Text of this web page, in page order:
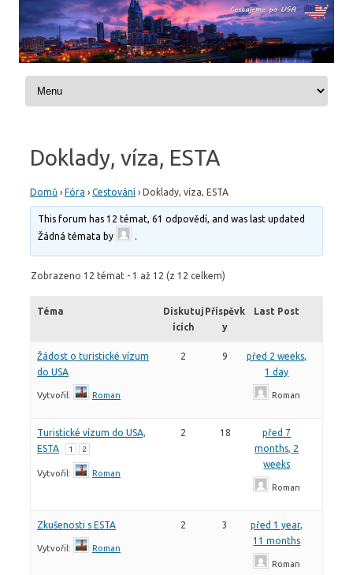
Skip to content
Doklady, víza, ESTA
Domů › Fóra › Cestování › Doklady, víza, ESTA
This forum has 12 témat, 61 odpovědí, and was last updated
Žádná témata by
.
Zobrazeno 12 témat - 1 až 12 (z 12 celkem)
Téma
Diskutuj
ících
Příspěvk
y
Last Post
Žádost o turistické vízum
do USA
Vytvořil: Roman
2 9
před 2 weeks,
1 day
Roman
Turistické vízum do USA,
ESTA
1 2
Vytvořil: Roman
2 18
před 7
months, 2
weeks
Roman
Zkušenosti s ESTA
Vytvořil: Roman
2 3
před 1 year,
11 months
Roman